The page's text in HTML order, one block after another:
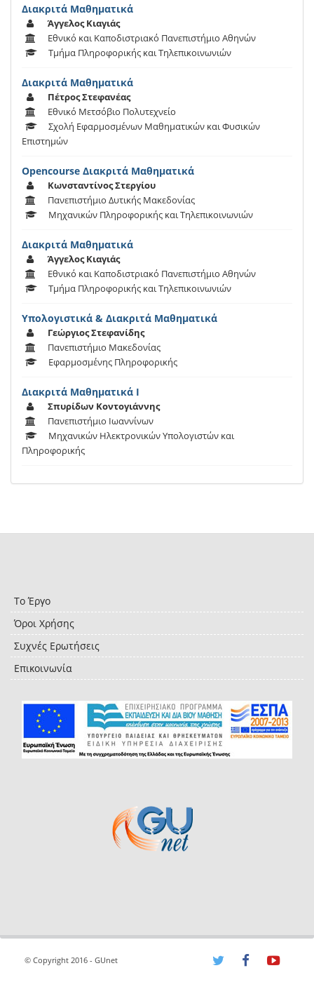
Διακριτά Μαθηματικά
Άγγελος Κιαγιάς
Εθνικό και Καποδιστριακό Πανεπιστήμιο Αθηνών
Τμήμα Πληροφορικής και Τηλεπικοινωνιών
Διακριτά Μαθηματικά
Πέτρος Στεφανέας
Εθνικό Μετσόβιο Πολυτεχνείο
Σχολή Εφαρμοσμένων Μαθηματικών και Φυσικών
Επιστημών
Opencourse Διακριτά Μαθηματικά
Κωνσταντίνος Στεργίου
Πανεπιστήμιο Δυτικής Μακεδονίας
Μηχανικών Πληροφορικής και Τηλεπικοινωνιών
Διακριτά Μαθηματικά
Άγγελος Κιαγιάς
Εθνικό και Καποδιστριακό Πανεπιστήμιο Αθηνών
Τμήμα Πληροφορικής και Τηλεπικοινωνιών
Υπολογιστικά & Διακριτά Μαθηματικά
Γεώργιος Στεφανίδης
Πανεπιστήμιο Μακεδονίας
Εφαρμοσμένης Πληροφορικής
Διακριτά Μαθηματικά Ι
Σπυρίδων Κοντογιάννης
Πανεπιστήμιο Ιωαννίνων
Μηχανικών Ηλεκτρονικών Υπολογιστών και
Πληροφορικής
Το Έργο
Όροι Χρήσης
Συχνές Ερωτήσεις
Επικοινωνία
© Copyright 2016 - GUnet